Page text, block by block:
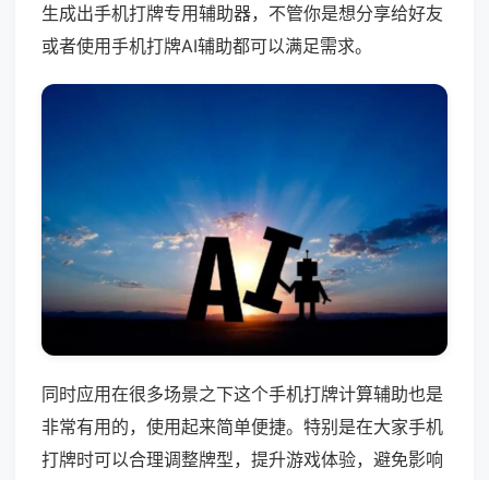
生成出手机打牌专用辅助器，不管你是想分享给好友
或者使用手机打牌AI辅助都可以满足需求。
同时应用在很多场景之下这个手机打牌计算辅助也是
非常有用的，使用起来简单便捷。特别是在大家手机
打牌时可以合理调整牌型，提升游戏体验，避免影响